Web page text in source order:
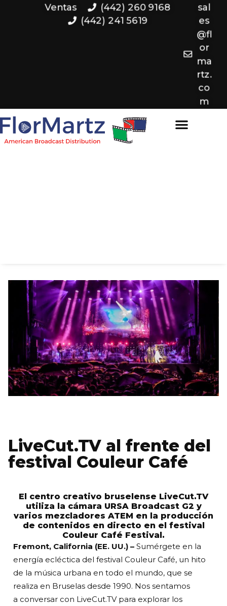
Ventas
(442) 260 9168
(442) 241 5619
sal
es
@fl
or
ma
rtz.
co
m
LiveCut.TV al frente del
festival Couleur Café
El centro creativo bruselense LiveCut.TV
utiliza la cámara URSA Broadcast G2 y
varios mezcladores ATEM en la producción
de contenidos en directo en el festival
Couleur Café Festival.
Fremont, California (EE. UU.) – Sumérgete en la
energía ecléctica del festival Couleur Café, un hito
de la música urbana en todo el mundo, que se
realiza en Bruselas desde 1990. Nos sentamos
a conversar con LiveCut.TV para explorar los